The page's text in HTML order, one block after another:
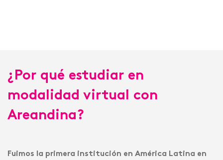
¿Por qué estudiar en
modalidad virtual con
Areandina?
Fuimos la primera institución en América Latina en